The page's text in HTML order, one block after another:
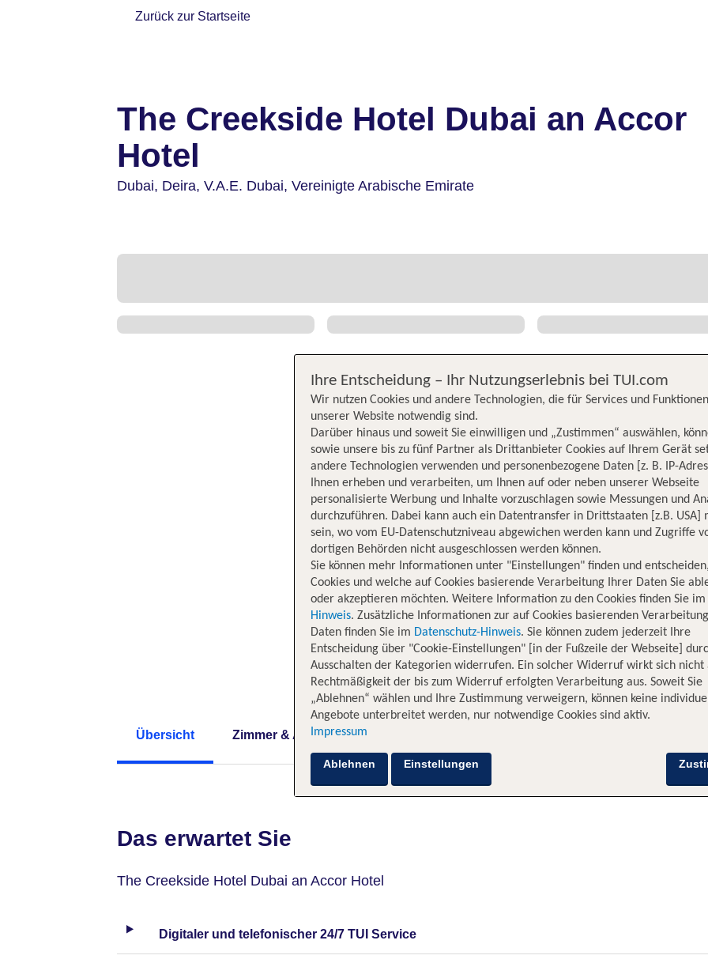
Zurück zur Startseite
The Creekside Hotel Dubai an Accor
Hotel
Dubai, Deira, V.A.E. Dubai, Vereinigte Arabische Emirate
Übersicht Zimmer & Angebote
Das erwartet Sie
The Creekside Hotel Dubai an Accor Hotel
Digitaler und telefonischer 24/7 TUI Service
Ihre Entscheidung – Ihr Nutzungserlebnis bei TUI.com
Wir nutzen Cookies und andere Technologien, die für Services und
unserer Website notwendig sind.
Darüber hinaus und soweit Sie einwilligen und „Zustimmen“ auswählen,
sowie unsere bis zu fünf Partner als Drittanbieter Cookies auf Ihrem Gerät
andere Technologien verwenden und personenbezogene Daten [z. B. IP-
Ihnen erheben und verarbeiten, um Ihnen auf oder neben unserer Webseite
personalisierte Werbung und Inhalte vorzuschlagen sowie Messungen und
durchzuführen. Dabei kann auch ein Datentransfer in Drittstaaten [z.B. USA]
sein, wo vom EU-Datenschutzniveau abgewichen werden kann und Zugriffe
dortigen Behörden nicht ausgeschlossen werden können.
Sie können mehr Informationen unter "Einstellungen" finden und
Cookies und welche auf Cookies basierende Verarbeitung Ihrer Daten Sie
oder akzeptieren möchten. Weitere Information zu den Cookies finden Sie im
Hinweis. Zusätzliche Informationen zur auf Cookies basierenden
Daten finden Sie im Datenschutz-Hinweis. Sie können zudem jederzeit Ihre
Entscheidung über "Cookie-Einstellungen" [in der Fußzeile der Webseite]
Ausschalten der Kategorien widerrufen. Ein solcher Widerruf wirkt sich nicht
Rechtmäßigkeit der bis zum Widerruf erfolgten Verarbeitung aus. Soweit Sie
„Ablehnen“ wählen und Ihre Zustimmung verweigern, können keine
Angebote unterbreitet werden, nur notwendige Cookies sind aktiv.
Impressum
Ablehnen Einstellungen